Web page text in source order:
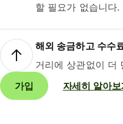
할 필요가 없습니다.
해외 송금하고 수수
거리에 상관없이 더
가입
자세히 알아보